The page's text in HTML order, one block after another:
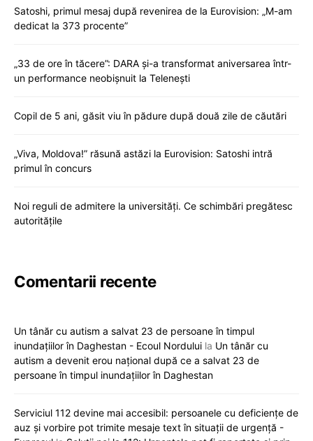
Satoshi, primul mesaj după revenirea de la Eurovision: „M-am
dedicat la 373 procente”
„33 de ore în tăcere”: DARA și-a transformat aniversarea într-
un performance neobișnuit la Telenești
Copil de 5 ani, găsit viu în pădure după două zile de căutări
„Viva, Moldova!” răsună astăzi la Eurovision: Satoshi intră
primul în concurs
Noi reguli de admitere la universități. Ce schimbări pregătesc
autoritățile
Comentarii recente
Un tânăr cu autism a salvat 23 de persoane în timpul
inundațiilor în Daghestan - Ecoul Nordului la Un tânăr cu
autism a devenit erou național după ce a salvat 23 de
persoane în timpul inundațiilor în Daghestan
Serviciul 112 devine mai accesibil: persoanele cu deficiențe de
auz și vorbire pot trimite mesaje text în situații de urgență -